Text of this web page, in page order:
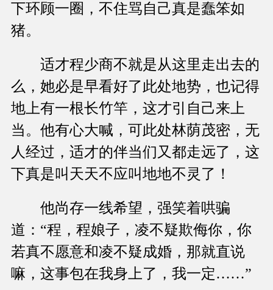
下环顾一圈，不住骂自己真是蠢笨如
猪。
适才程少商不就是从这里走出去的
么，她必是早看好了此处地势，也记得
地上有一根长竹竿，这才引自己来上
当。他有心大喊，可此处林荫茂密，无
人经过，适才的伴当们又都走远了，这
下真是叫天天不应叫地地不灵了！
他尚存一线希望，强笑着哄骗
道：“程，程娘子，凌不疑欺侮你，你
若真不愿意和凌不疑成婚，那就直说
嘛，这事包在我身上了，我一定……”